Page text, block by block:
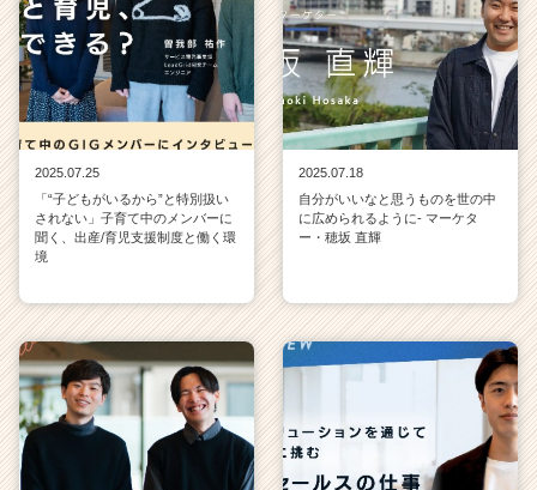
2025.07.25
「“子どもがいるから”と特別扱い
されない」子育て中のメンバーに
聞く、出産/育児支援制度と働く環
境
2025.07.18
自分がいいなと思うものを世の中
に広められるように- マーケタ
ー・穂坂 直輝